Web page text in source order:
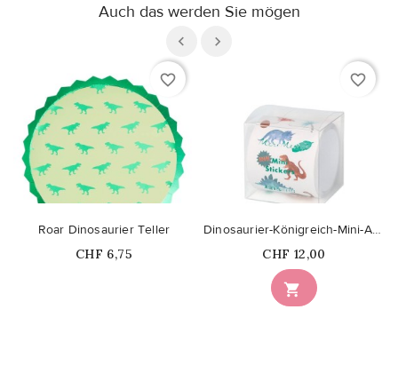
Auch das werden Sie mögen
favorite_border
Roar Dinosaurier Teller
Price
CHF 6,75
favorite_border

Dinosaurier-Königreich-Mini-Aufkleber
Price
CHF 12,00